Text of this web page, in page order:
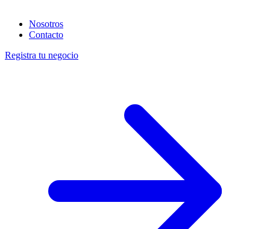
Nosotros
Contacto
Registra tu negocio